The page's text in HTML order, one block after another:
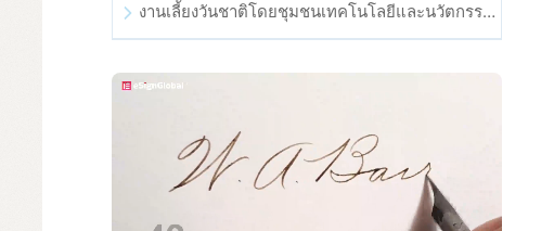
งานเลี้ยงวันชาติโดยชุมชนเทคโนโลยีและนวัตกรรมฮ่องกง